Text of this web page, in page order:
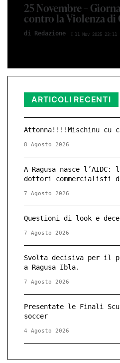
25 Novembre –
contro la Violenza di
di Redazione 11 Nov 2025 23:11
ARTICOLI RECENTI
Attonna!!!!Mischinu cu
8 Agosto 2026
A Ragusa nasce l’AIDC:
dottori commercialisti di
7 Agosto 2026
Questioni di look e
7 Agosto 2026
Svolta decisiva per il
a Ragusa Ibla.
7 Agosto 2026
Presentate le Finali
soccer
4 Agosto 2026